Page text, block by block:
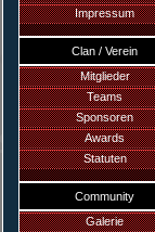
Impressum
Clan / Verein
Mitglieder
Teams
Sponsoren
Awards
Statuten
Community
Galerie